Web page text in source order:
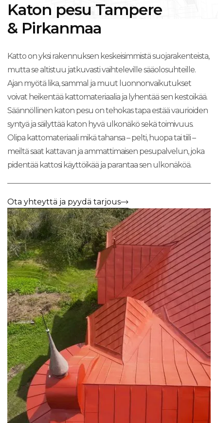
Katon pesu Tampere
& Pirkanmaa
Katto on yksi rakennuksen keskeisimmistä suojarakenteista,
mutta se altistuu jatkuvasti vaihteleville sääolosuhteille.
Ajan myötä lika, sammal ja muut luonnonvaikutukset
voivat heikentää kattomateriaalia ja lyhentää sen kestoikää.
Säännöllinen katon pesu on tehokas tapa estää vaurioiden
syntyä ja säilyttää katon hyvä ulkonäkö sekä toimivuus.
Olipa kattomateriaali mikä tahansa – pelti, huopa tai tiili –
meiltä saat kattavan ja ammattimaisen pesupalvelun, joka
pidentää kattosi käyttöikää ja parantaa sen ulkonäköä.
Ota yhteyttä ja pyydä tarjous